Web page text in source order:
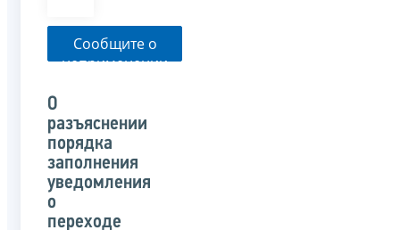
Сообщите о
неприменении
указанного
письма
О
разъяснении
порядка
заполнения
уведомления
о
переходе